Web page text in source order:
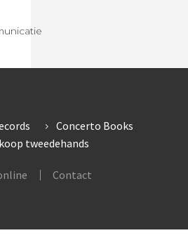
Concerto Books
tweedehands
Contact